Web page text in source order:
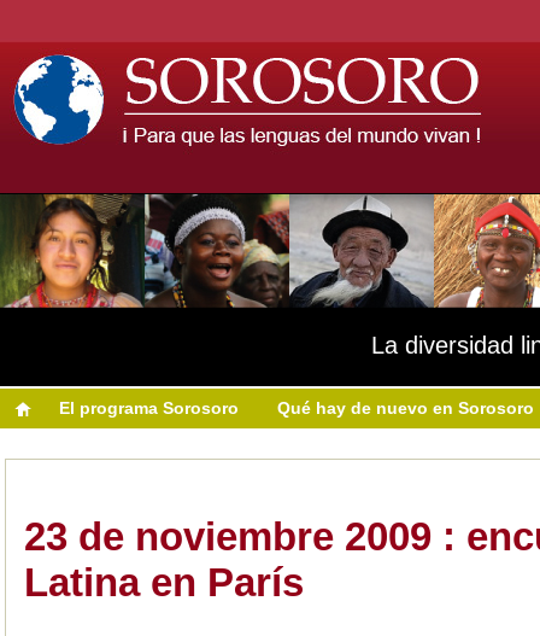
La diversidad
El programa Sorosoro Qué hay de nuevo en Sorosoro
23 de noviembre 2009 :
Latina en París